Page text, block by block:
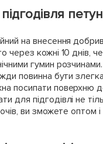
на внесення
через кожні 10 днів,
гумин
повинна бути
посипати поверхню
для підгодівлі не
ви зможете оптом